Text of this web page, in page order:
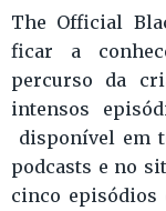
The Official
ficar a
percurso da
intensos
disponível em
podcasts e no
cinco episódios